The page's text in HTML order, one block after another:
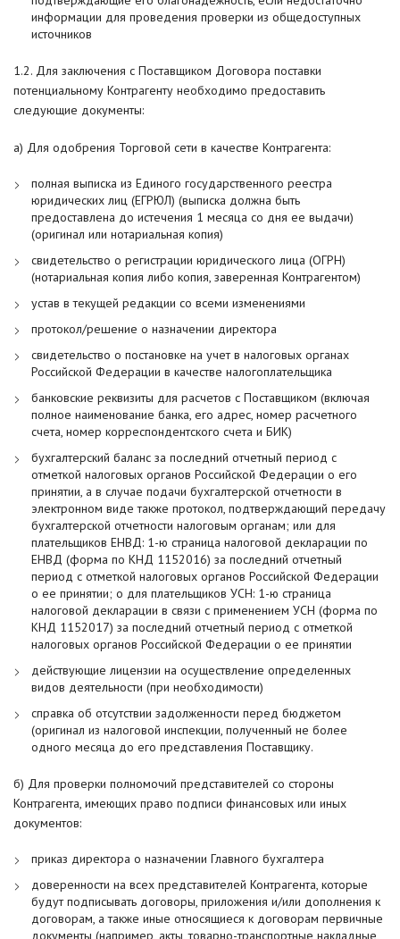
информации для проведения проверки из общедоступных
источников
1.2. Для заключения с Поставщиком Договора поставки
потенциальному Контрагенту необходимо предоставить
следующие документы:
а) Для одобрения Торговой сети в качестве Контрагента:
полная выписка из Единого государственного реестра
юридических лиц (ЕГРЮЛ) (выписка должна быть
предоставлена до истечения 1 месяца со дня ее выдачи)
(оригинал или нотариальная копия)
свидетельство о регистрации юридического лица (ОГРН)
(нотариальная копия либо копия, заверенная Контрагентом)
устав в текущей редакции со всеми изменениями
протокол/решение о назначении директора
свидетельство о постановке на учет в налоговых органах
Российской Федерации в качестве налогоплательщика
банковские реквизиты для расчетов с Поставщиком (включая
полное наименование банка, его адрес, номер расчетного
счета, номер корреспондентского счета и БИК)
бухгалтерский баланс за последний отчетный период c
отметкой налоговых органов Российской Федерации о его
принятии, а в случае подачи бухгалтерской отчетности в
электронном виде также протокол, подтверждающий передачу
бухгалтерской отчетности налоговым органам; или для
плательщиков ЕНВД: 1-ю страница налоговой декларации по
ЕНВД (форма по КНД 1152016) за последний отчетный
период с отметкой налоговых органов Российской Федерации
о ее принятии; o для плательщиков УСН: 1-ю страница
налоговой декларации в связи с применением УСН (форма по
КНД 1152017) за последний отчетный период с отметкой
налоговых органов Российской Федерации о ее принятии
действующие лицензии на осуществление определенных
видов деятельности (при необходимости)
справка об отсутствии задолженности перед бюджетом
(оригинал из налоговой инспекции, полученный не более
одного месяца до его представления Поставщику.
б) Для проверки полномочий представителей со стороны
Контрагента, имеющих право подписи финансовых или иных
документов:
приказ директора о назначении Главного бухгалтера
доверенности на всех представителей Контрагента, которые
будут подписывать договоры, приложения и/или дополнения к
договорам, а также иные относящиеся к договорам первичные
документы (например, акты, товарно-транспортные накладные,